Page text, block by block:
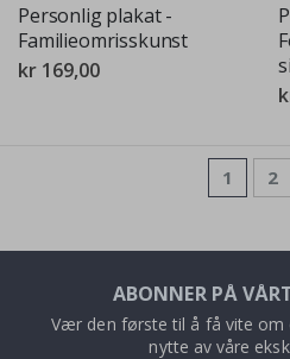
Personlig plakat -
Familieomrisskunst
kr 169,00
SideYou're
1 2
ABONNER PÅ
Vær den første til å få vite om
nytte av våre